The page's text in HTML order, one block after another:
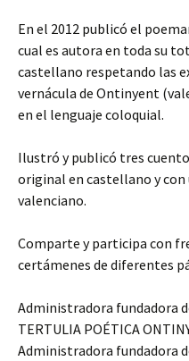
En el 2012 publicó el
cual es autora en toda su
castellano respetando las
vernácula de Ontinyent
en el lenguaje coloquial.
Ilustró y publicó tres
original en castellano y
valenciano.
Comparte y participa con
certámenes de diferentes
Administradora fundadora
TERTULIA POÉTICA
Administradora fundadora